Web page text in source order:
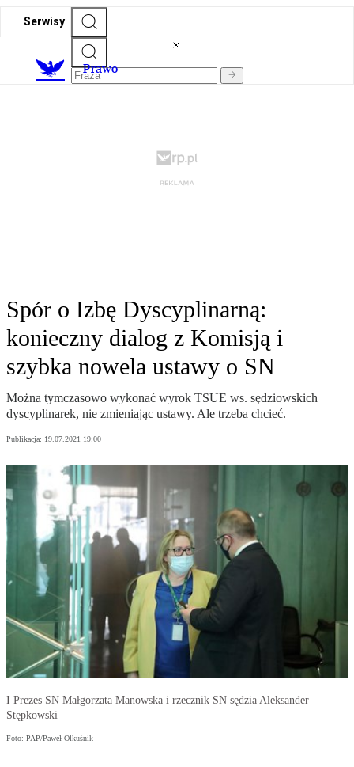
Serwisy
Prawo
Spór o Izbę Dyscyplinarną:
konieczny dialog z Komisją i
szybka nowela ustawy o SN
Można tymczasowo wykonać wyrok TSUE ws. sędziowskich
dyscyplinarek, nie zmieniając ustawy. Ale trzeba chcieć.
Publikacja: 19.07.2021 19:00
I Prezes SN Małgorzata Manowska i rzecznik SN sędzia Aleksander
Stępkowski
Foto: PAP/Paweł Olkuśnik